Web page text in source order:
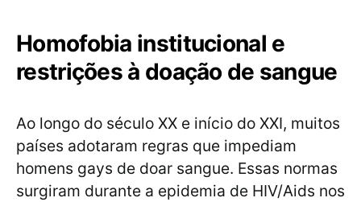
Homofobia institucional e
restrições à doação de sangue
Ao longo do século XX e início do XXI, muitos
países adotaram regras que impediam
homens gays de doar sangue. Essas normas
surgiram durante a epidemia de HIV/Aids nos